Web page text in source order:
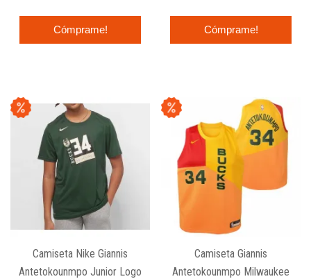
Cómprame! Cómprame!
Camiseta Nike Giannis
Antetokounmpo Junior Logo
Camiseta Giannis
Antetokounmpo Milwaukee